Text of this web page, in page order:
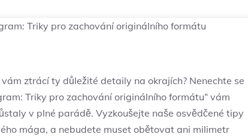
Triky pro zachování originálního formátu
⁢ztrácí ty důležité detaily na ‍okrajích? Nenechte se
⁤Triky‌ pro zachování originálního formátu“ vám⁣
v plné parádě. Vyzkoušejte naše osvědčené tipy
mága, a nebudete muset ⁣obětovat⁤ ani⁢ milimetr